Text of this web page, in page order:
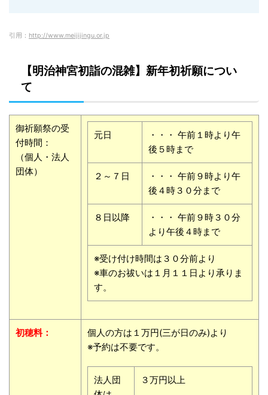
引用： http://www.meijijingu.or.jp
【明治神宮初詣の混雑】新年初祈願につい
て
御祈願祭の受
付時間：
（個人・法人
団体）
元日
・・・ 午前１時より午
後５時まで
２～７日
・・・ 午前９時より午
後４時３０分まで
８日以降
・・・ 午前９時３０分
より午後４時まで
※受け付け時間は３０分前より
※車のお祓いは１月１１日より承りま
す。
初穂料：
個人の方は１万円(三が日のみ)より
※予約は不要です。
法人団
３万円以上